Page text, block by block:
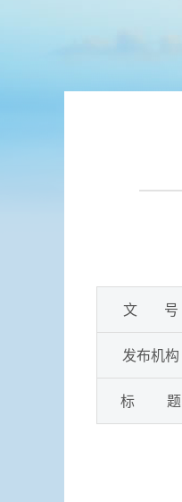
文 号
发布机构
标 题